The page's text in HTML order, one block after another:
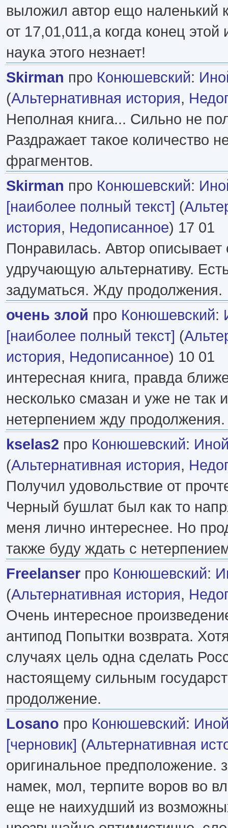
выложил автор ещо наленький
от 17,01,011,а когда конец этой
наука этого незнает!
Skirman про Конюшевский:
(Альтернативная история,
Неполная книга... Сильно не
Раздражает такое количество
фрагментов.
Skirman про Конюшевский:
[наиболее полный текст] (
история, Недописанное) 17 01
Понравилась. Автор описывает
удручающую альтернативу.
задуматься. Жду продолжения.
очень злой про Конюшевский:
[наиболее полный текст] (
история, Недописанное) 10 01
интересная книга, правда
несколько смазан и уже не так
нетерпением жду продолжения.
kselas2 про Конюшевский:
(Альтернативная история,
Получил удовольствие от
Черный бушлат был как то
меня лично интереснее. Но
также буду ждать с
Freelanser про Конюшевский:
(Альтернативная история,
Очень интересное
антипод Попытки возврата.
случаях цель одна сделать
настоящему сильным
продолжение.
Losano про Конюшевский:
[черновик] (Альтернативная
оригинальное предположение.
намек, мол, терпите воров во
еще не наихудший из